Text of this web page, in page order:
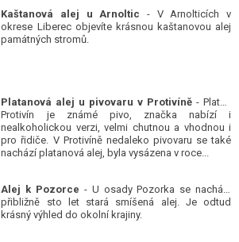
Kaštanová alej u Arnoltic - V Arnolticích v
okrese Liberec objevíte krásnou kaštanovou alej
památných stromů.
Platanová alej u pivovaru v Protivíně - Platan
Protivín je známé pivo, značka nabízí i
nealkoholickou verzi, velmi chutnou a vhodnou i
pro řidiče. V Protivíně nedaleko pivovaru se také
nachází platanová alej, byla vysázena v roce...
Alej k Pozorce - U osady Pozorka se nachází
přibližně sto let stará smíšená alej. Je odtud
krásný výhled do okolní krajiny.